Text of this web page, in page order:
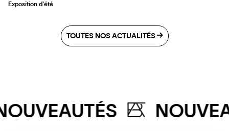
Exposition d'été
TOUTES NOS ACTUALITÉS